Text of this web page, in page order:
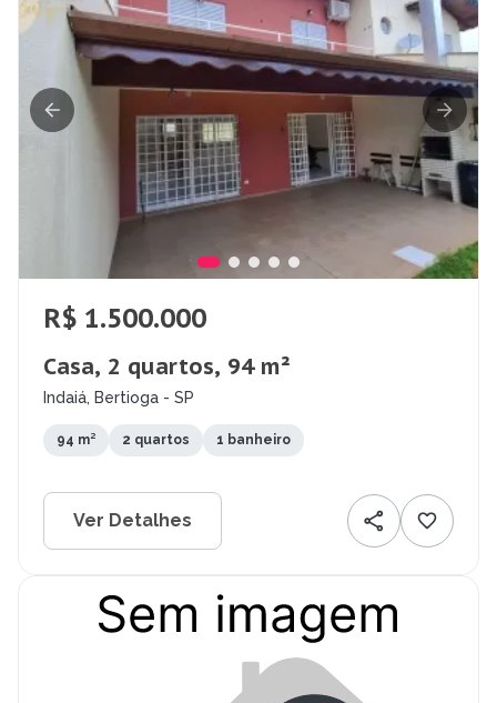
R$ 1.500.000
Casa, 2 quartos, 94 m²
Indaiá, Bertioga - SP
94 m² 2 quartos 1 banheiro
Ver Detalhes